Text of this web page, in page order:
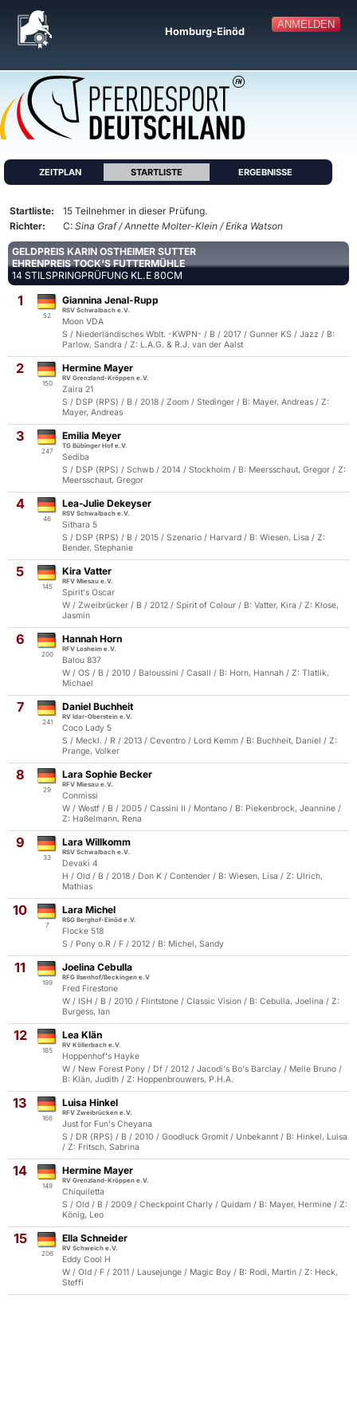
ANMELDEN
Homburg-Einöd
ZEITPLAN STARTLISTE ERGEBNISSE
Startliste:
15 Teilnehmer in dieser Prüfung.
Richter:
C: Sina Graf / Annette Molter-Klein / Erika Watson
GELDPREIS KARIN OSTHEIMER SUTTER
EHRENPREIS TOCK‘S FUTTERMÜHLE
14 STILSPRINGPRÜFUNG KL.E 80CM
1
52
Giannina Jenal-Rupp
RSV Schwalbach e.V.
Moon VDA
S / Niederländisches Wblt. -KWPN- / B / 2017 / Gunner KS / Jazz / B:
Parlow, Sandra / Z: L.A.G. & R.J. van der Aalst
2
150
Hermine Mayer
RV Grenzland-Kröppen e.V.
Zaira 21
S / DSP (RPS) / B / 2018 / Zoom / Stedinger / B: Mayer, Andreas / Z:
Mayer, Andreas
3
247
Emilia Meyer
TG Bübinger Hof e.V.
Sediba
S / DSP (RPS) / Schwb / 2014 / Stockholm / B: Meersschaut, Gregor / Z:
Meersschaut, Gregor
4
46
Lea-Julie Dekeyser
RSV Schwalbach e.V.
Sithara 5
S / DSP (RPS) / B / 2015 / Szenario / Harvard / B: Wiesen, Lisa / Z:
Bender, Stephanie
5
145
Kira Vatter
RFV Miesau e.V.
Spirit's Oscar
W / Zweibrücker / B / 2012 / Spirit of Colour / B: Vatter, Kira / Z: Klose,
Jasmin
6
200
Hannah Horn
RFV Losheim e.V.
Balou 837
W / OS / B / 2010 / Baloussini / Casall / B: Horn, Hannah / Z: Tlatlik,
Michael
7
241
Daniel Buchheit
RV Idar-Oberstein e.V.
Coco Lady 5
S / Meckl. / R / 2013 / Ceventro / Lord Kemm / B: Buchheit, Daniel / Z:
Prange, Volker
8
29
Lara Sophie Becker
RFV Miesau e.V.
Conmissi
W / Westf / B / 2005 / Cassini II / Montano / B: Piekenbrock, Jeannine /
Z: Haßelmann, Rena
9
33
Lara Willkomm
RSV Schwalbach e.V.
Devaki 4
H / Old / B / 2018 / Don K / Contender / B: Wiesen, Lisa / Z: Ulrich,
Mathias
10
7
Lara Michel
RSG Berghof-Einöd e.V.
Flocke 518
S / Pony o.R / F / 2012 / B: Michel, Sandy
11
199
Joelina Cebulla
RFG Ilsenhof/Beckingen e.V
Fred Firestone
W / ISH / B / 2010 / Flintstone / Classic Vision / B: Cebulla, Joelina / Z:
Burgess, Ian
12
185
Lea Klän
RV Köllerbach e.V.
Hoppenhof's Hayke
W / New Forest Pony / Df / 2012 / Jacodi's Bo's Barclay / Melle Bruno /
B: Klän, Judith / Z: Hoppenbrouwers, P.H.A.
13
166
Luisa Hinkel
RFV Zweibrücken e.V.
Just for Fun's Cheyana
S / DR (RPS) / B / 2010 / Goodluck Gromit / Unbekannt / B: Hinkel, Luisa
/ Z: Fritsch, Sabrina
14
149
Hermine Mayer
RV Grenzland-Kröppen e.V.
Chiquiletta
S / Old / B / 2009 / Checkpoint Charly / Quidam / B: Mayer, Hermine / Z:
König, Leo
15
206
Ella Schneider
RV Schweich e.V.
Eddy Cool H
W / Old / F / 2011 / Lausejunge / Magic Boy / B: Rodi, Martin / Z: Heck,
Steffi